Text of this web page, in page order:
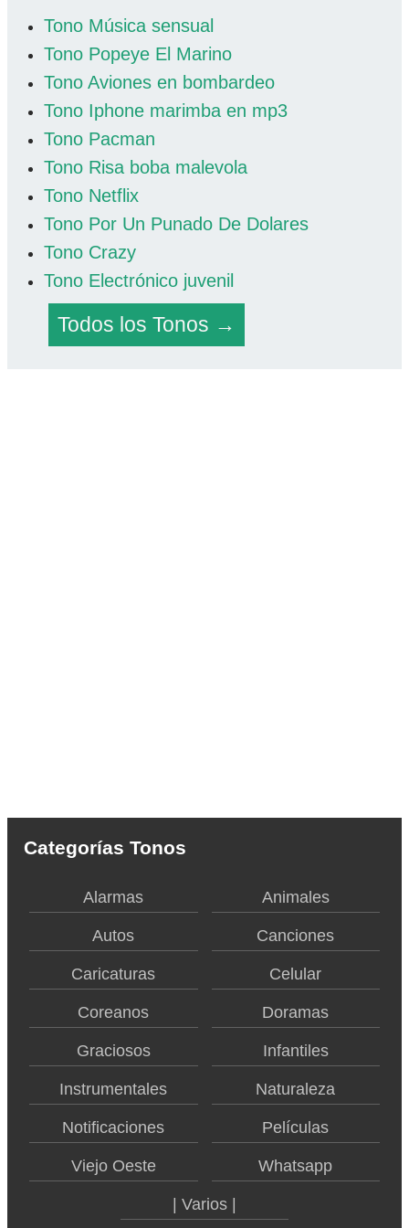
Tono Música sensual
Tono Popeye El Marino
Tono Aviones en bombardeo
Tono Iphone marimba en mp3
Tono Pacman
Tono Risa boba malevola
Tono Netflix
Tono Por Un Punado De Dolares
Tono Crazy
Tono Electrónico juvenil
Todos los Tonos →
Categorías Tonos
Alarmas Animales
Autos Canciones
Caricaturas Celular
Coreanos Doramas
Graciosos Infantiles
Instrumentales Naturaleza
Notificaciones Películas
Viejo Oeste Whatsapp
| Varios |